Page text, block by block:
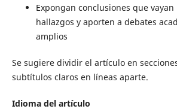
Expongan conclusiones que
hallazgos y aporten a debates
amplios
Se sugiere dividir el artículo en
subtítulos claros en líneas aparte.
Idioma del artículo